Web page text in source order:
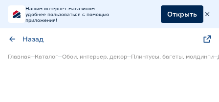
Нашим интернет-магазином
удобнее пользоваться с помощью
приложения!
Открыть
Назад
Главная Каталог Обои, интерьер, декор Плинтусы, багеты, молдинги